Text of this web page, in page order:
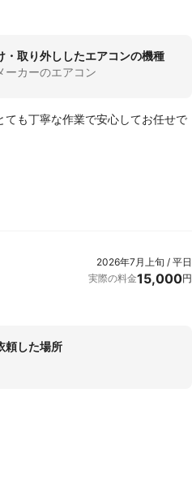
・取り外ししたエアコンの機種
ーカーのエアコン
も丁寧な作業で安心してお任せで
2026年7月上旬 / 平日
実際の料金15,000円
頼した場所